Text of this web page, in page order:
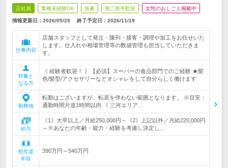
正社員 業種未経験OK 急募 第二新卒歓迎 女性のおしごと掲載中
情報更新日：2026/05/29 終了予定日： 2026/11/19
仕事内容
店舗スタッフとして発注・陳列・接客・調理や加工をお任せいた
します。仕入れや相場管理等の数値管理も担当していただきま
す。
対象と
なる方
《 経験者歓迎！ 》【必須】スーパーの食品部門でのご経験 ★髪
色/髪型/アクセサリーなどオシャレをして自分らしく働けます
勤務地
転勤はございますが、転居を伴わない範囲となります。 ※目安：
通勤時間片道1時間以内 《 三河エリア…
給与
《1》大卒以上／月給250,000円～《2》上記以外／月給220,000円
～※あなたの年齢・能力・経験を考慮し決定し…
初年度
年収
390万円～540万円